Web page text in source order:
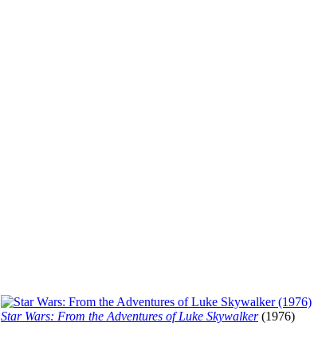
Star Wars: From the Adventures of Luke Skywalker(1976)